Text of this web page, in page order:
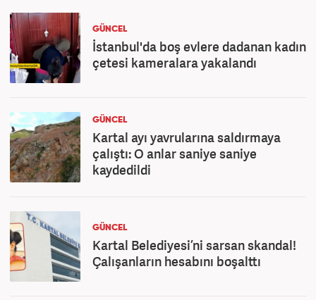
GÜNCEL
İstanbul'da boş evlere dadanan kadın
çetesi kameralara yakalandı
GÜNCEL
Kartal ayı yavrularına saldırmaya
çalıştı: O anlar saniye saniye
kaydedildi
GÜNCEL
Kartal Belediyesi’ni sarsan skandal!
Çalışanların hesabını boşalttı